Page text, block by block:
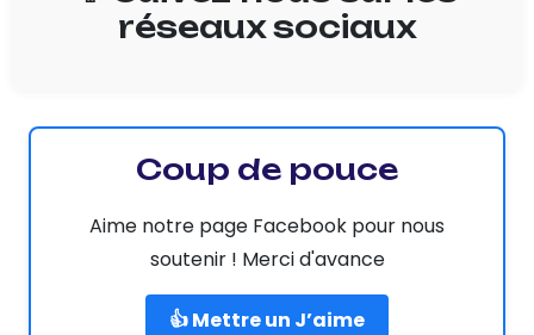
réseaux sociaux
Coup de pouce
Aime notre page Facebook pour nous
soutenir ! Merci d'avance
👍 Mettre un J’aime